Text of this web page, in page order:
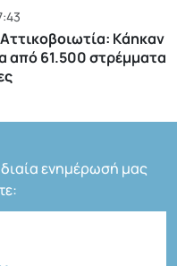
Kάηκαν
από 61.500 στρέμματα
ενημέρωσή μας